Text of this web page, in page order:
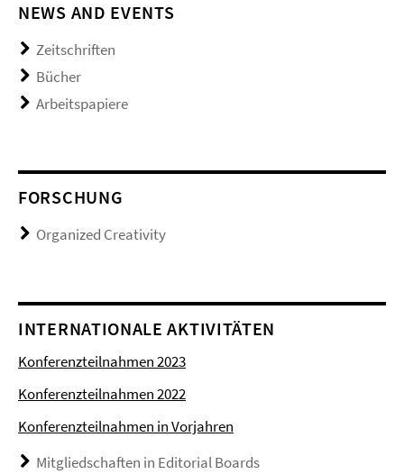
NEWS AND EVENTS
Zeitschriften
Bücher
Arbeitspapiere
FORSCHUNG
Organized Creativity
INTERNATIONALE AKTIVITÄTEN
Konferenzteilnahmen 2023
Konferenzteilnahmen 2022
Konferenzteilnahmen in Vorjahren
Mitgliedschaften in Editorial Boards